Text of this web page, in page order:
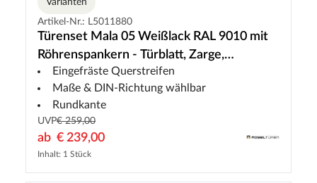
Artikel-Nr.: L5011880
Türenset Mala 05 Weißlack RAL 9010 mit
Röhrenspankern - Türblatt, Zarge,
Drückergarnitur
Eingefräste Querstreifen
Maße & DIN-Richtung wählbar
Rundkante
UVP€ 259,00
ab € 239,00
Inhalt: 1 Stück